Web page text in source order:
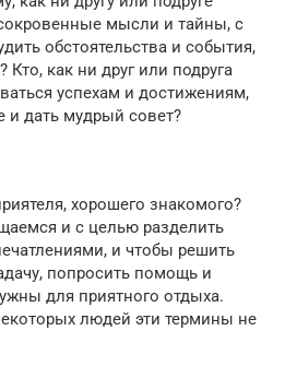
мысли и тайны, с
обстоятельства и события,
как ни друг или подруга
успехам и достижениям,
и дать мудрый совет?
хорошего знакомого?
и с целью разделить
и чтобы решить
попросить помощь и
для приятного отдыха.
людей эти термины не